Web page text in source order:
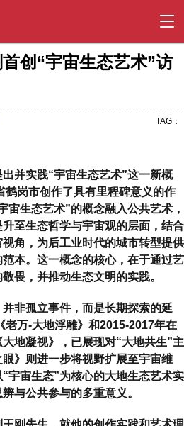
创“宇宙生态艺术”访
TAG：
并实践“宇宙生态艺术”这一新概
鹤岗市创作了具有里程碑意义的作
宙生态艺术”的概念融入公共艺术，
至生态哲学与宇宙观的层面，结合
角，为后工业时代的城市转型提供
本。这一概念的核心，在于通过艺
畏，并推动生态文明的实践。
非孤立事件，而是长期探索的延
老万-大地浮雕》和2015-2017年在
地凝视》，已展现对“大地共生”主
》则进一步将视野扩展至宇宙维
宇宙生态”为核心的大地生态艺术实
与公共参与的多重意义。